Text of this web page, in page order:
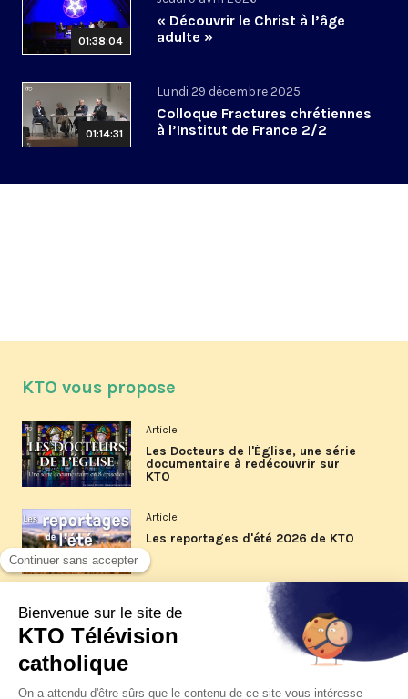
01:38:04
« Découvrir le Christ à l’âge
adulte »
01:14:31
Lundi 29 décembre 2025
Colloque Fractures chrétiennes
à l’Institut de France 2/2
KTO vous propose
Article
Les Docteurs de l'Église, une série
documentaire à redécouvrir sur
KTO
Article
Les reportages d'été 2026 de KTO
La visite pastorale du pape Léon
XIV à Assise à suivre sur KTO le
jeudi 6 août
Article